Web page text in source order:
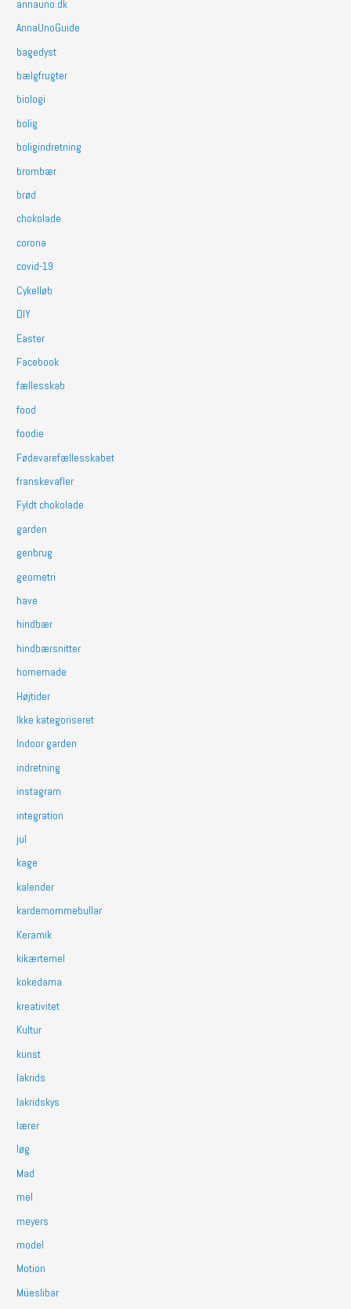
annauno.dk
AnnaUnoGuide
bagedyst
bælgfrugter
biologi
bolig
boligindretning
brombær
brød
chokolade
corona
covid-19
Cykelløb
DIY
Easter
Facebook
fællesskab
food
foodie
Fødevarefællesskabet
franskevafler
Fyldt chokolade
garden
genbrug
geometri
have
hindbær
hindbærsnitter
homemade
Højtider
Ikke kategoriseret
Indoor garden
indretning
instagram
integration
jul
kage
kalender
kardemommebullar
Keramik
kikærtemel
kokedama
kreativitet
Kultur
kunst
lakrids
lakridskys
lærer
løg
Mad
mel
meyers
model
Motion
Müeslibar